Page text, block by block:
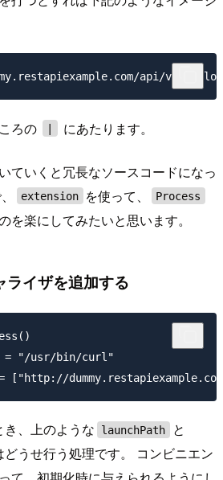
ろの | にあたります。
ていくと冗長なソースコードになっ
extension を使って、 Process
を楽にしてみたいと思います。
イザを追加する
= "/usr/bin/curl"
き、上のような launchPath と
どうせ行う処理です。 コンビニエン